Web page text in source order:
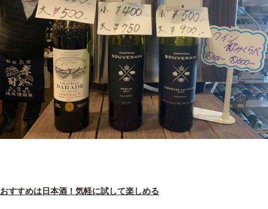
おすすめは日本酒！気軽に試して楽しめる